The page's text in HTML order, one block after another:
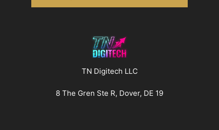
TN Digitech LLC
8 The Gren Ste R, Dover, DE 19